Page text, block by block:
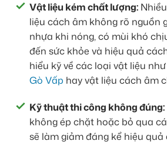
Vật liệu kém chất lượng:
liệu cách âm không rõ nguồn
nhựa khi nóng, có mùi khó
đến sức khỏe và hiệu quả
hiểu kỹ về các loại vật liệu như
Gò Vấp hay vật liệu cách âm
Kỹ thuật thi công không đúng:
không ép chặt hoặc bỏ qua
sẽ làm giảm đáng kể hiệu